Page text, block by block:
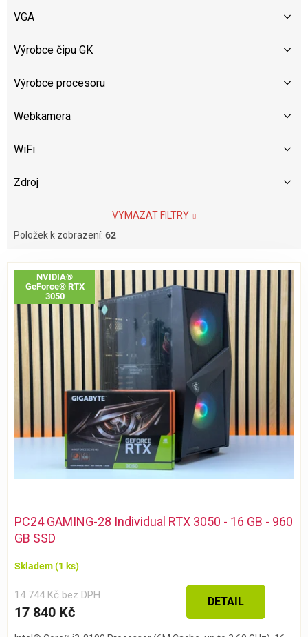
VGA
Výrobce čipu GK
Výrobce procesoru
Webkamera
WiFi
Zdroj
VYMAZAT FILTRY
Položek k zobrazení: 62
V
NVIDIA®
GeForce® RTX
3050
PC24 GAMING-28 Individual RTX 3050 - 16 GB - 960
GB SSD
Skladem(1 ks)
14 744 Kč bez DPH
17 840 Kč
DETAIL